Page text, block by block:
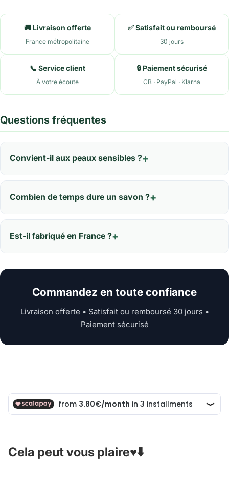
🚚 Livraison offerte
France métropolitaine
✅ Satisfait ou remboursé
30 jours
📞 Service client
À votre écoute
🔒 Paiement sécurisé
CB · PayPal · Klarna
Questions fréquentes
Convient-il aux peaux sensibles ?
Combien de temps dure un savon ?
Est-il fabriqué en France ?
Commandez en toute confiance
Livraison offerte • Satisfait ou remboursé 30 jours •
Paiement sécurisé
Cela peut vous plaire♥️⬇️